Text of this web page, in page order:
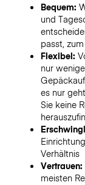
Bequem:
und
passt,
Flexibel:
nur
es nur
Sie keine
Verhältnis
Vertrauen:
meisten